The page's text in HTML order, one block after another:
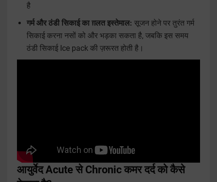
है
गर्म और ठंडी सिकाई का ग़लत इस्तेमाल: सूजन होने पर तुरंत गर्म
सिकाई करना नसों को और भड़का सकता है, जबकि इस समय
ठंडी सिकाई Ice pack की ज़रूरत होती है।
आयुर्वेद Acute से Chronic कमर दर्द को कैसे